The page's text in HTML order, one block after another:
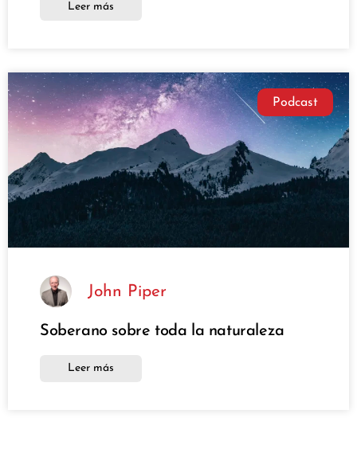
Leer más
Podcast
John Piper
Soberano sobre toda la naturaleza
Leer más